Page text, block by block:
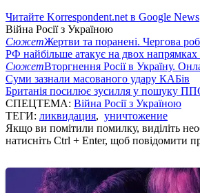
Читайте Korrespondent.net в Google News
Війна Росії з Україною
СюжетЖертви та поранені. Чергова
РФ найбільше атакує на двох
СюжетВторгнення Росії в Україну.
Суми зазнали масованого удару КАБів
Британія посилює зусилля у пошуку
СПЕЦТЕМА: Війна Росії з Україною
ТЕГИ: ликвидация, уничтожение
Якщо ви помітили помилку, виділіть
натисніть Ctrl + Enter, щоб повідомити